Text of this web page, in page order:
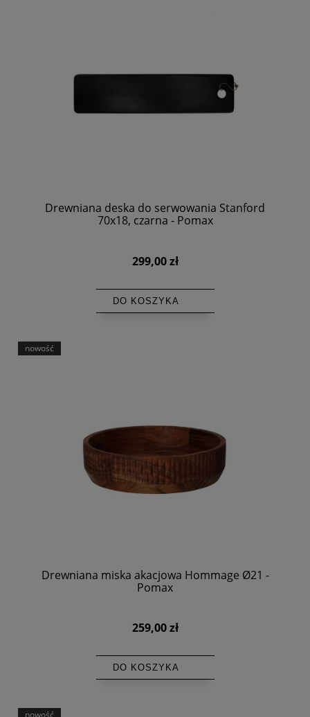
Drewniana deska do serwowania Stanford
70x18, czarna - Pomax
299,00 zł
DO KOSZYKA
Drewniana miska akacjowa Hommage Ø21 -
Pomax
259,00 zł
DO KOSZYKA
nowość
nowość